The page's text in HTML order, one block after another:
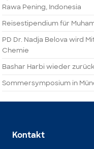
Rawa Pening, Indonesia
Reisestipendium für
PD Dr. Nadja Belova wird
Chemie
Bashar Harbi wieder zurück
Sommersymposium in
Kontakt